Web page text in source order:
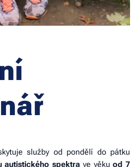
služby od pondělí do pátku
autistického spektra ve věkuod 7